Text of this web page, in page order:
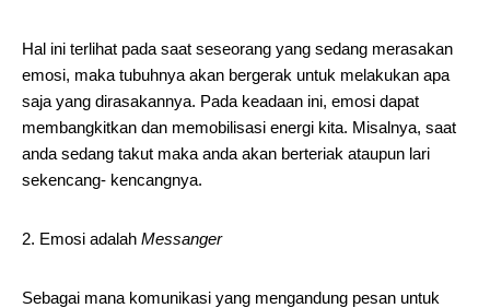
Hal ini terlihat pada saat seseorang yang sedang merasakan
emosi, maka tubuhnya akan bergerak untuk melakukan apa
saja yang dirasakannya. Pada keadaan ini, emosi dapat
membangkitkan dan memobilisasi energi kita. Misalnya, saat
anda sedang takut maka anda akan berteriak ataupun lari
sekencang- kencangnya.
2. Emosi adalah Messanger
Sebagai mana komunikasi yang mengandung pesan untuk